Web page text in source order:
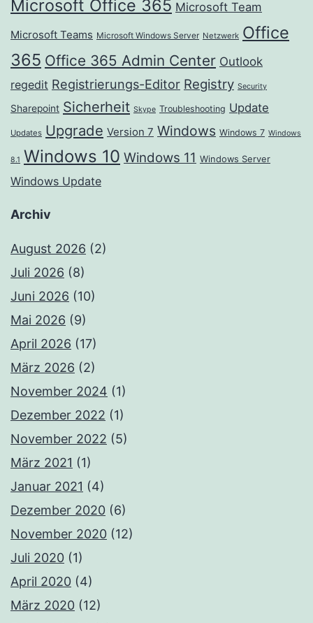
Microsoft Office 365 Microsoft Team
Microsoft Teams Microsoft Windows Server Netzwerk Office
365 Office 365 Admin Center Outlook
regedit Registrierungs-Editor Registry Security
Sharepoint Sicherheit Skype Troubleshooting Update
Updates Upgrade Version 7 Windows Windows 7 Windows
8.1 Windows 10 Windows 11 Windows Server
Windows Update
Archiv
August 2026 (2)
Juli 2026 (8)
Juni 2026 (10)
Mai 2026 (9)
April 2026 (17)
März 2026 (2)
November 2024 (1)
Dezember 2022 (1)
November 2022 (5)
März 2021 (1)
Januar 2021 (4)
Dezember 2020 (6)
November 2020 (12)
Juli 2020 (1)
April 2020 (4)
März 2020 (12)